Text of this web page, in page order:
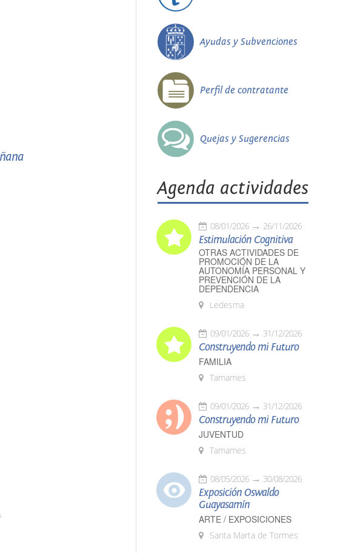
Ayudas y Subvenciones
Perfil de contratante
Quejas y Sugerencias
Agenda actividades
08/01/2026 26/11/2026
Estimulación Cognitiva
OTRAS ACTIVIDADES DE
PROMOCIÓN DE LA
AUTONOMÍA PERSONAL Y
PREVENCIÓN DE LA
DEPENDENCIA
Ledesma
09/01/2026 31/12/2026
Construyendo mi Futuro
FAMILIA
Tamames
09/01/2026 31/12/2026
Construyendo mi Futuro
JUVENTUD
Tamames
08/05/2026 30/08/2026
Exposición Oswaldo
Guayasamín
ARTE / EXPOSICIONES
Santa Marta de Tormes